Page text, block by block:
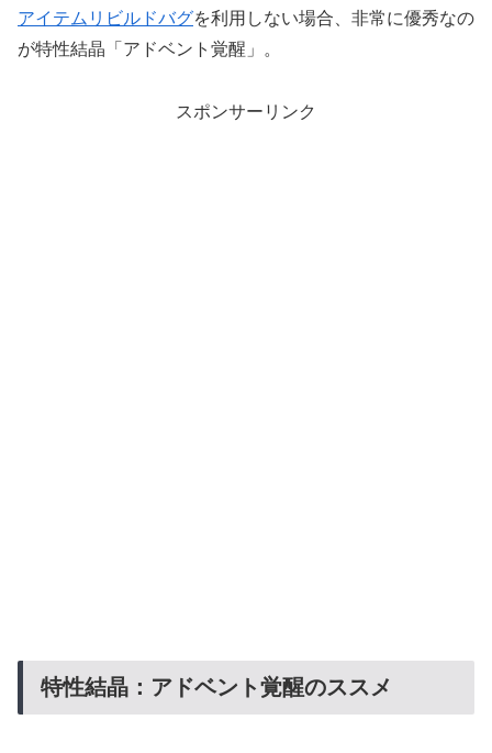
アイテムリビルドバグを利用しない場合、非常に優秀なの
が特性結晶「アドベント覚醒」。
スポンサーリンク
特性結晶：アドベント覚醒のススメ